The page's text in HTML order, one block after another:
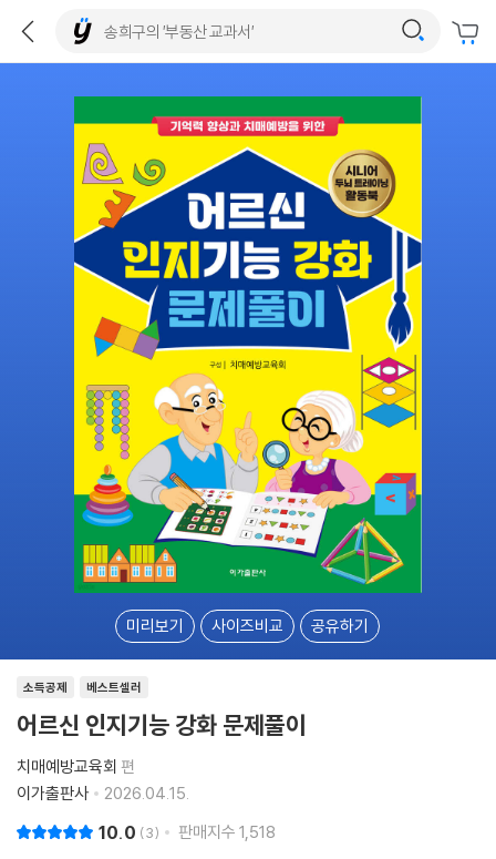
미리보기 사이즈비교 공유하기
소득공제 베스트셀러
어르신 인지기능 강화 문제풀이
치매예방교육회 편
이가출판사
2026.04.15.
10.0 3 판매지수 1,518